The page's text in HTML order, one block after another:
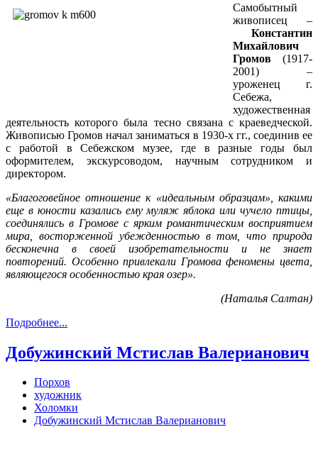
Самобытный
живописец –
Константин
Михайлович
Громов (1917-
2001) –
уроженец г.
Себежа,
художественная
деятельность которого была тесно связана с краеведческой.
Живописью Громов начал заниматься в 1930-х гг., соединив ее
с работой в Себежском музее, где в разные годы был
оформителем, экскурсоводом, научным сотрудником и
директором.
«Благоговейное отношение к «идеальным образцам», какими
еще в юности казались ему муляж яблока или чучело птицы,
соединялись в Громове с ярким романтическим восприятием
мира, восторженной убежденностью в том, что природа
бесконечна в своей изобретательности и не знает
повторений. Особенно привлекали Громова феномены цвета,
являющегося особенностью края озер».
(Наталья Салтан)
Подробнее...
Добужинский Мстислав Валерианович
Порхов
художник
Холомки
Добужинский Мстислав Валерианович